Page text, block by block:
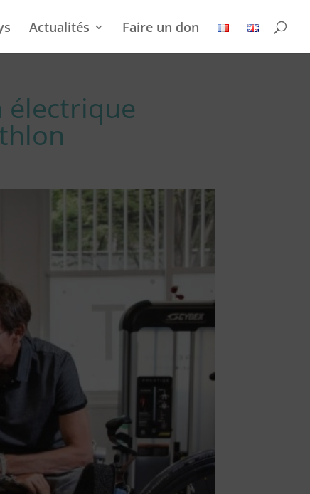
Actualités Faire un don
électrique